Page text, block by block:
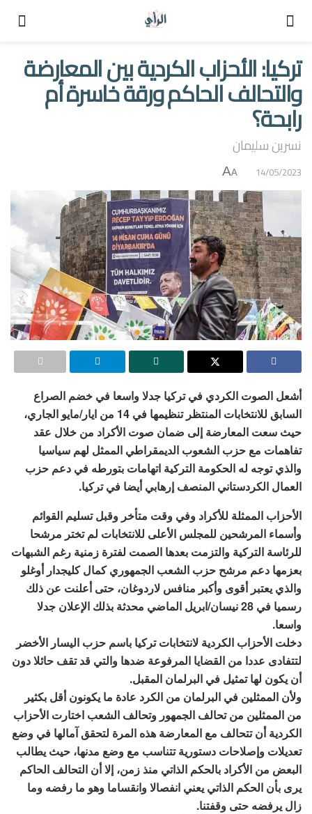
تركيا: الأحزاب الكردية بين المعارضة
والتحالف الحاكم ورقة خاسرة أم
رابحة؟
نسرين سليمان
14/05/2023
A
A
أشعل الصوت الكردي في تركيا جدلا واسعا في خضم الصراع
السابق للانتخابات المنتظر تنظيمها في 14 من ايار/مايو الجاري،
حيث سعت المعارضة إلى ضمان صوت الأكراد من خلال عقد
تفاهمات مع حزب الشعوب الديمقراطي الممثل لهم سياسيا
والذي توجه له الحكومة التركية اتهامات بتورطه في دعم حزب
العمال الكردستاني المنصف إرهابي أيضا في تركيا.
الأحزاب الممثلة للأكراد وفي وقت متأخر وقبل تسليم القوائم
وأسماء المرشحين للمجلس الأعلى للانتخابات لم تختر مرشحا
للرئاسة التركية والتزمت بعدها الصمت لفترة زمنية رغم الشبهات
بعزمها دعم مرشح حزب الشعب الجمهوري كمال كليجدار أوغلو
والذي يعتبر أقوى وأكبر منافس لاردوغان، حتى أعلنت عن ذلك
رسميا في 28 نيسان/ابريل الماضي محدثة بذلك الإعلان جدلا
واسعا.
دخلت الأحزاب الكردية لانتخابات تركيا باسم حزب اليسار الأخضر
لتتفادى عددا من القضايا المرفوعة ضدها والتي قد تقف حائلا دون
أن يكون لها تمثيل في البرلمان المقبل.
ولأن الممثلين في البرلمان من الكرد عادة ما يكونون أقل بكثير
من الممثلين من تحالف الجمهور وتحالف الشعب اختارت الأحزاب
الكردية أن تتحالف مع المعارضة هذه المرة لتحقق آمالها في وضع
تعديلات وإصلاحات دستورية تتناسب مع وضع مدنها، حيث يطالب
البعض من الأكراد بالحكم الذاتي منذ زمن، إلا أن التحالف الحاكم
يرى بأن الحكم الذاتي يعني انفصالا وانقساما وهو ما رفضه وما
زال يرفضه حتى وقفتنا.